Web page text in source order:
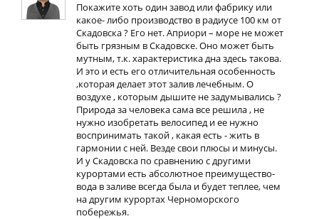
Покажите хоть один завод или фабрику или
какое- либо производство в радиусе 100 км от
Скадовска ? Его нет. Априори – море не может
быть грязным в Скадовске. Оно может быть
мутным, т.к. характеристика дна здесь такова.
И это и есть его отличительная особенность
,которая делает этот залив лечебным. О
воздухе , которым дышите не задумывались ?
Природа за человека сама все решила , не
нужно изобретать велосипед и ее нужно
воспринимать такой , какая есть - жить в
гармонии с ней. Везде свои плюсы и минусы.
И у Скадовска по сравнению с другими
курортами есть абсолютное преимущество-
вода в заливе всегда была и будет теплее, чем
на другим курортах Черноморского
побережья.